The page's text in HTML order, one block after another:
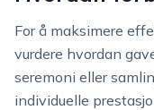
For å maksimere
vurdere hvordan
seremoni eller
individuelle